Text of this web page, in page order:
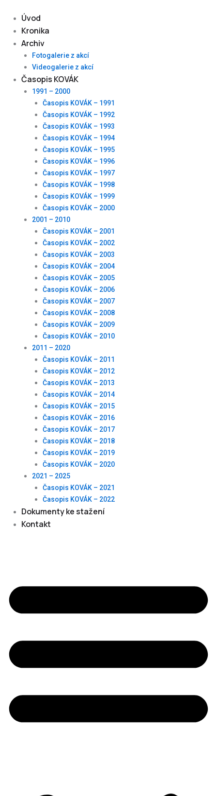
content
Úvod
Kronika
Archiv
Fotogalerie z akcí
Videogalerie z akcí
Časopis KOVÁK
1991 – 2000
Časopis KOVÁK – 1991
Časopis KOVÁK – 1992
Časopis KOVÁK – 1993
Časopis KOVÁK – 1994
Časopis KOVÁK – 1995
Časopis KOVÁK – 1996
Časopis KOVÁK – 1997
Časopis KOVÁK – 1998
Časopis KOVÁK – 1999
Časopis KOVÁK – 2000
2001 – 2010
Časopis KOVÁK – 2001
Časopis KOVÁK – 2002
Časopis KOVÁK – 2003
Časopis KOVÁK – 2004
Časopis KOVÁK – 2005
Časopis KOVÁK – 2006
Časopis KOVÁK – 2007
Časopis KOVÁK – 2008
Časopis KOVÁK – 2009
Časopis KOVÁK – 2010
2011 – 2020
Časopis KOVÁK – 2011
Časopis KOVÁK – 2012
Časopis KOVÁK – 2013
Časopis KOVÁK – 2014
Časopis KOVÁK – 2015
Časopis KOVÁK – 2016
Časopis KOVÁK – 2017
Časopis KOVÁK – 2018
Časopis KOVÁK – 2019
Časopis KOVÁK – 2020
2021 – 2025
Časopis KOVÁK – 2021
Časopis KOVÁK – 2022
Dokumenty ke stažení
Kontakt